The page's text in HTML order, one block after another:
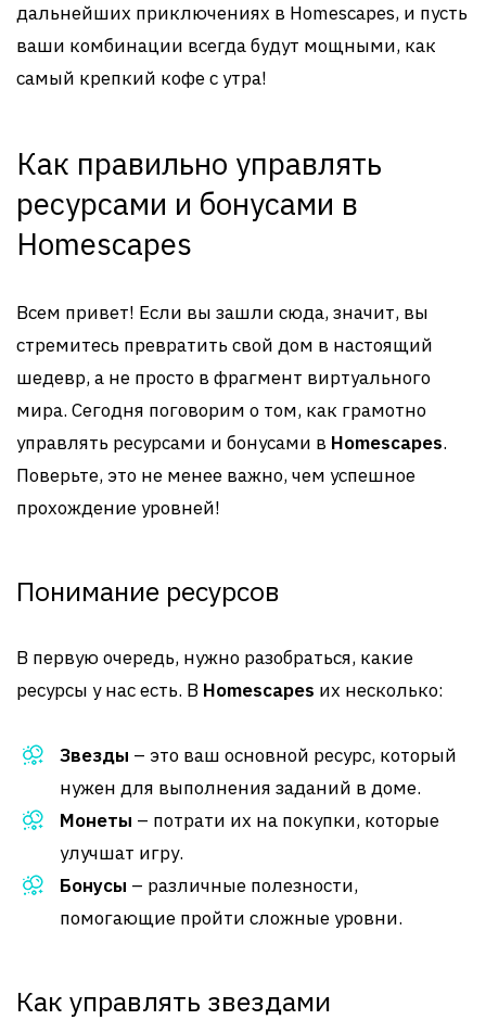
дальнейших приключениях в Homescapes, и пусть
ваши комбинации всегда будут мощными, как
самый крепкий кофе с утра!
Как правильно управлять
ресурсами и бонусами в
Homescapes
Всем привет! Если вы зашли сюда, значит, вы
стремитесь превратить свой дом в настоящий
шедевр, а не просто в фрагмент виртуального
мира. Сегодня поговорим о том, как грамотно
управлять ресурсами и бонусами в Homescapes.
Поверьте, это не менее важно, чем успешное
прохождение уровней!
Понимание ресурсов
В первую очередь, нужно разобраться, какие
ресурсы у нас есть. В Homescapes их несколько:
Звезды – это ваш основной ресурс, который
нужен для выполнения заданий в доме.
Монеты – потрати их на покупки, которые
улучшат игру.
Бонусы – различные полезности,
помогающие пройти сложные уровни.
Как управлять звездами